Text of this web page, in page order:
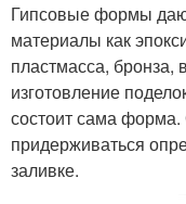
Гипсовые формы
материалы как
пластмасса, бронза,
изготовление
состоит сама
придерживаться
заливке.